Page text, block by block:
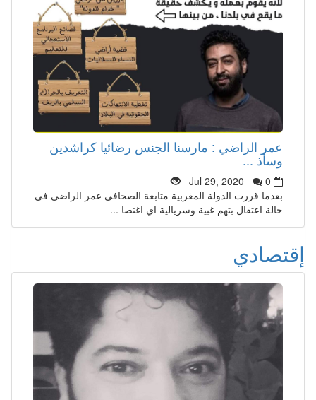
عمر الراضي : مارسنا الجنس رضائيا كراشدين
وسأذ ...
Jul 29, 2020
0
بعدما قررت الدولة المغربية متابعة الصحافي عمر الراضي في
حالة اعتقال بتهم غبية وسريالية اي اغتصا ...
إقتصادي